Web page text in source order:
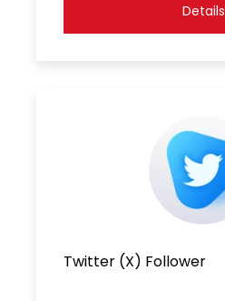
Details
Twitter (X) Follower